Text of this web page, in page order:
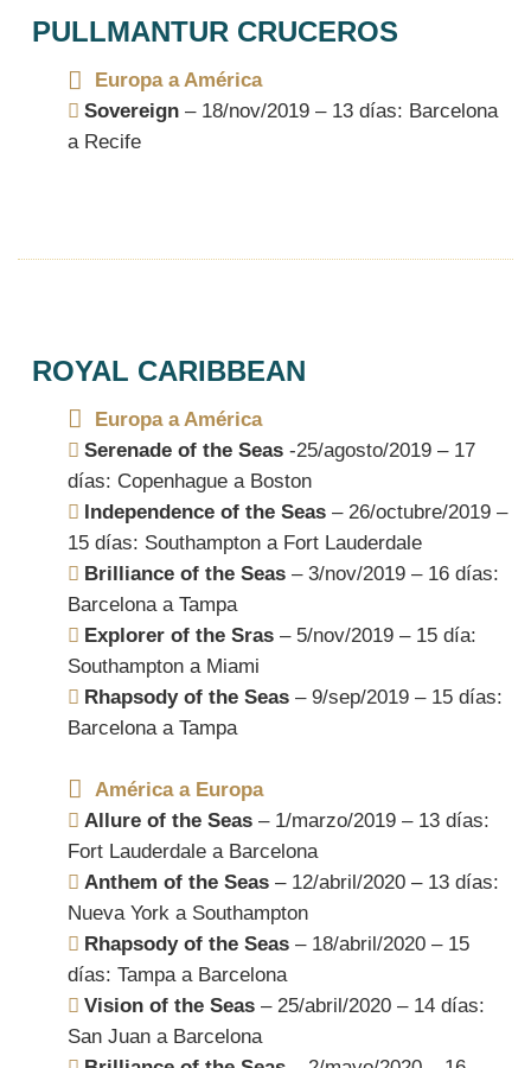
PULLMANTUR CRUCEROS
Europa a América
Sovereign– 18/nov/2019 – 13 días: Barcelona
a Recife
ROYAL CARIBBEAN
Europa a América
Serenade of the Seas-25/agosto/2019 – 17
días: Copenhague a Boston
Independence of the Seas– 26/octubre/2019 –
15 días: Southampton a Fort Lauderdale
Brilliance of the Seas– 3/nov/2019 – 16 días:
Barcelona a Tampa
Explorer of the Sras– 5/nov/2019 – 15 día:
Southampton a Miami
Rhapsody of the Seas– 9/sep/2019 – 15 días:
Barcelona a Tampa
América a Europa
Allure of the Seas– 1/marzo/2019 – 13 días:
Fort Lauderdale a Barcelona
Anthem of the Seas– 12/abril/2020 – 13 días:
Nueva York a Southampton
Rhapsody of the Seas– 18/abril/2020 – 15
días: Tampa a Barcelona
Vision of the Seas– 25/abril/2020 – 14 días:
San Juan a Barcelona